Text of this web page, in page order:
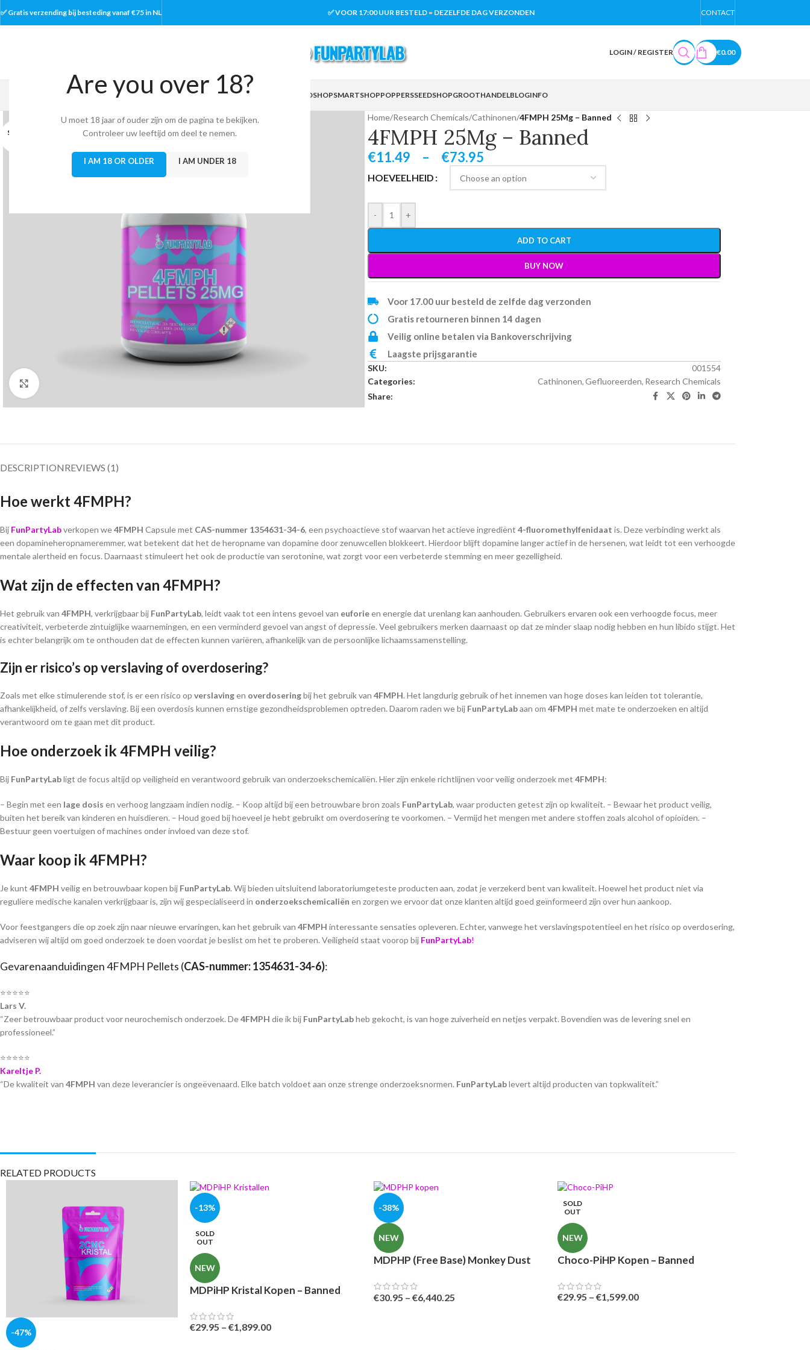
Are you over 18?
U moet 18 jaar of ouder zijn om de pagina te bekijken.
Controleer uw leeftijd om deel te nemen.
I AM 18 OR OLDER I AM UNDER 18
✅ Gratis verzending bij besteding vanaf €75 in NL ✅ VOOR 17:00 UUR BESTELD = DEZELFDE DAG VERZONDEN CONTACT
LOGIN / REGISTER €0.00
HOME RESEARCH CHEMICALS HEADSHOPSMARTSHOPPOPPERSSEEDSHOPGROOTHANDELBLOGINFO
SOLD
Home/Research Chemicals/Cathinonen/4FMPH 25Mg – Banned
4FMPH 25Mg – Banned
€11.49 – €73.95
HOEVEELHEID
- +
ADD TO CART
BUY NOW
Voor 17.00 uur besteld de zelfde dag verzonden
Gratis retourneren binnen 14 dagen
Veilig online betalen via Bankoverschrijving
Laagste prijsgarantie
SKU:
001554
Categories:
Cathinonen,Gefluoreerden, Research Chemicals
Share:
DESCRIPTIONREVIEWS (1)
Hoe werkt 4FMPH?
Bij FunPartyLabverkopen we4FMPH Capsule met CAS-nummer 1354631-34-6, een psychoactieve stof waarvan het actieve ingrediënt 4-fluoromethylfenidaat is. Deze verbinding werkt als
een dopamineheropnameremmer, wat betekent dat het de heropname van dopamine door zenuwcellen blokkeert. Hierdoor blijft dopamine langer actief in de hersenen, wat leidt tot een verhoogde
mentale alertheid en focus. Daarnaast stimuleert het ook de productie van serotonine, wat zorgt voor een verbeterde stemming en meer gezelligheid.
Wat zijn de effecten van 4FMPH?
Het gebruik van 4FMPH, verkrijgbaar bij FunPartyLab, leidt vaak tot een intens gevoel van euforieen energie dat urenlang kan aanhouden. Gebruikers ervaren ook een verhoogde focus, meer
creativiteit, verbeterde zintuiglijke waarnemingen, en een verminderd gevoel van angst of depressie. Veel gebruikers merken daarnaast op dat ze minder slaap nodig hebben en hun libido stijgt. Het
is echter belangrijk om te onthouden dat de effecten kunnen variëren, afhankelijk van de persoonlijke lichaamssamenstelling.
Zijn er risico’s op verslaving of overdosering?
Zoals met elke stimulerende stof, is er een risico op verslavingen overdoseringbij het gebruik van 4FMPH. Het langdurig gebruik of het innemen van hoge doses kan leiden tot tolerantie,
afhankelijkheid, of zelfs verslaving. Bij een overdosis kunnen ernstige gezondheidsproblemen optreden. Daarom raden we bij FunPartyLabaan om 4FMPH met mate te onderzoeken en altijd
verantwoord om te gaan met dit product.
Hoe onderzoek ik 4FMPH veilig?
Bij FunPartyLabligt de focus altijd op veiligheid en verantwoord gebruik van onderzoekschemicaliën. Hier zijn enkele richtlijnen voor veilig onderzoek met 4FMPH:
– Begin met een lage dosis en verhoog langzaam indien nodig. – Koop altijd bij een betrouwbare bron zoals FunPartyLab, waar producten getest zijn op kwaliteit. – Bewaar het product veilig,
buiten het bereik van kinderen en huisdieren. – Houd goed bij hoeveel je hebt gebruikt om overdosering te voorkomen. – Vermijd het mengen met andere stoffen zoals alcohol of opioïden. –
Bestuur geen voertuigen of machines onder invloed van deze stof.
Waar koop ik 4FMPH?
Je kunt 4FMPH veilig en betrouwbaar kopen bij FunPartyLab. Wij bieden uitsluitend laboratoriumgeteste producten aan, zodat je verzekerd bent van kwaliteit. Hoewel het product niet via
reguliere medische kanalen verkrijgbaar is, zijn wij gespecialiseerd in onderzoekschemicaliën en zorgen we ervoor dat onze klanten altijd goed geïnformeerd zijn over hun aankoop.
Voor feestgangers die op zoek zijn naar nieuwe ervaringen, kan het gebruik van 4FMPH interessante sensaties opleveren. Echter, vanwege het verslavingspotentieel en het risico op overdosering,
adviseren wij altijd om goed onderzoek te doen voordat je beslist om het te proberen. Veiligheid staat voorop bij FunPartyLab!
Gevarenaanduidingen 4FMPH Pellets (CAS-nummer: 1354631-34-6):
⭐⭐⭐⭐⭐
Lars V.
“Zeer betrouwbaar product voor neurochemisch onderzoek. De4FMPH die ik bij FunPartyLabheb gekocht, is van hoge zuiverheid en netjes verpakt. Bovendien was de levering snel en
professioneel.”
⭐⭐⭐⭐⭐
Kareltje P.
“De kwaliteit van 4FMPH van deze leverancier is ongeëvenaard. Elke batch voldoet aan onze strenge onderzoeksnormen. FunPartyLablevert altijd producten van topkwaliteit.”
RELATED PRODUCTS
-47%
-13%
SOLD
OUT
NEW
MDPiHP Kristal Kopen – Banned
€29.95 – €1,899.00
-38%
NEW
MDPHP (Free Base) Monkey Dust
€30.95 – €6,440.25
SOLD
OUT
NEW
Choco-PiHP Kopen – Banned
€29.95 – €1,599.00